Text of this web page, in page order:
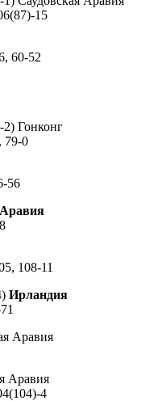
15
60-52
2) Гонконг
79-0
56
108-11
Ирландия
Аравия
Аравия
4